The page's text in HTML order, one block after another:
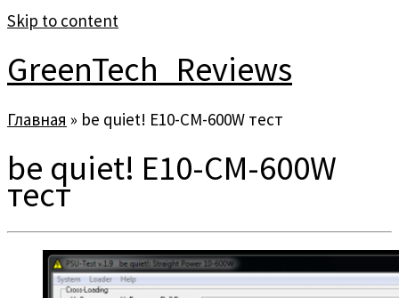
Skip to content
GreenTech_Reviews
Главная » be quiet! E10-CM-600W тест
be quiet! E10-CM-600W
тест